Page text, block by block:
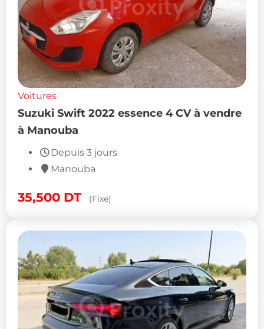
Voitures
Suzuki Swift 2022 essence 4 CV à vendre
à Manouba
Depuis 3 jours
Manouba
35,500 DT (Fixe)